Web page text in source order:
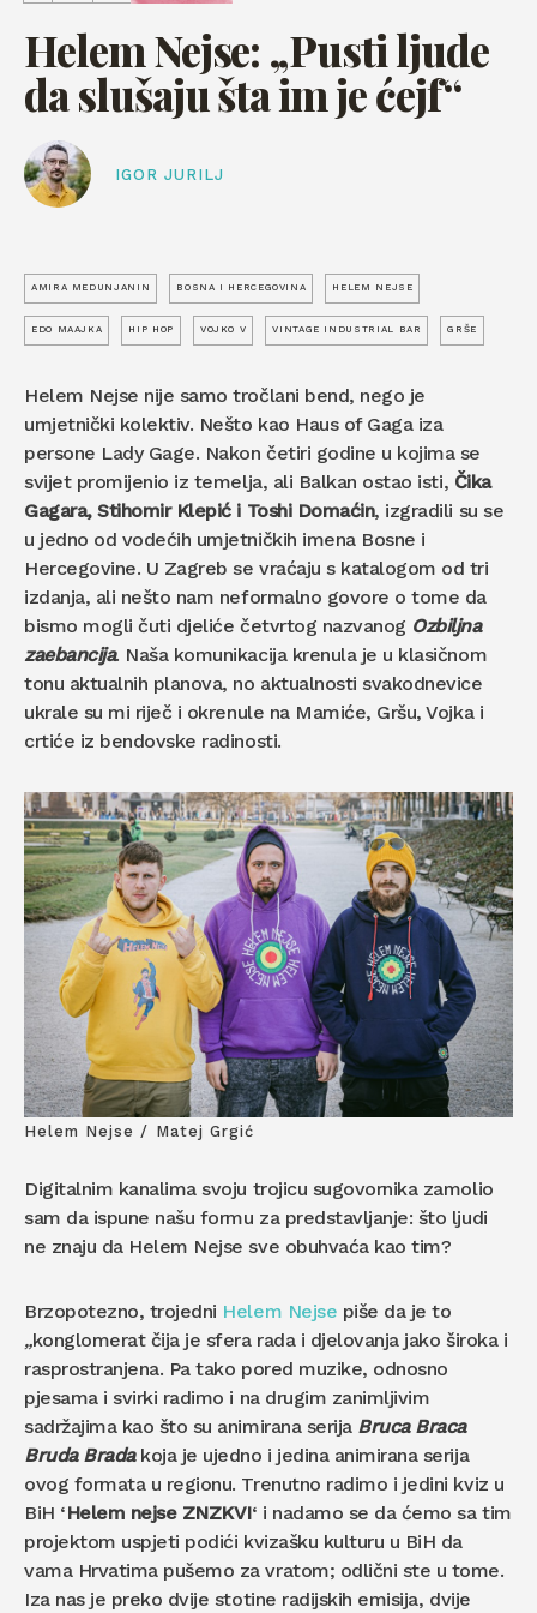
Helem Nejse: „Pusti ljude
da slušaju šta im je ćejf“
IGOR JURILJ
AMIRA MEDUNJANIN BOSNA I HERCEGOVINA HELEM NEJSE
EDO MAAJKA HIP HOP VOJKO V VINTAGE INDUSTRIAL BAR GRŠE
Helem Nejse nije samo tročlani bend, nego je
umjetnički kolektiv. Nešto kao Haus of Gaga iza
persone Lady Gage. Nakon četiri godine u kojima se
svijet promijenio iz temelja, ali Balkan ostao isti, Čika
Gagara, Stihomir Klepić i Toshi Domaćin, izgradili su se
u jedno od vodećih umjetničkih imena Bosne i
Hercegovine. U Zagreb se vraćaju s katalogom od tri
izdanja, ali nešto nam neformalno govore o tome da
bismo mogli čuti djeliće četvrtog nazvanog Ozbiljna
zaebancija. Naša komunikacija krenula je u klasičnom
tonu aktualnih planova, no aktualnosti svakodnevice
ukrale su mi riječ i okrenule na Mamiće, Gršu, Vojka i
crtiće iz bendovske radinosti.
Helem Nejse / Matej Grgić
Digitalnim kanalima svoju trojicu sugovornika zamolio
sam da ispune našu formu za predstavljanje: što ljudi
ne znaju da Helem Nejse sve obuhvaća kao tim?
Brzopotezno, trojedni Helem Nejse piše da je to
„konglomerat čija je sfera rada i djelovanja jako široka i
rasprostranjena. Pa tako pored muzike, odnosno
pjesama i svirki radimo i na drugim zanimljivim
sadržajima kao što su animirana serija Bruca Braca
Bruda Bradakoja je ujedno i jedina animirana serija
ovog formata u regionu. Trenutno radimo i jedini kviz u
BiH ‘Helem nejse ZNZKVI‘ i nadamo se da ćemo sa tim
projektom uspjeti podići kvizašku kulturu u BiH da
vama Hrvatima pušemo za vratom; odlični ste u tome.
Iza nas je preko dvije stotine radijskih emisija, dvije